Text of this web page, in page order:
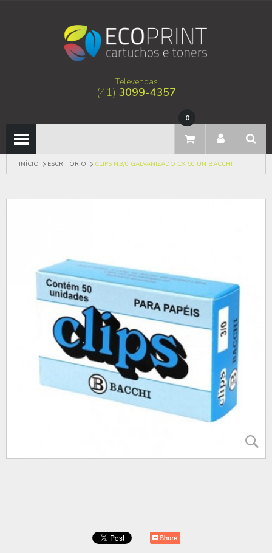
Televendas
(41) 3099-4357
0
INÍCIO ESCRITÓRIO CLIPS N.3/0 GALVANIZADO CX 50 UN BACCHI